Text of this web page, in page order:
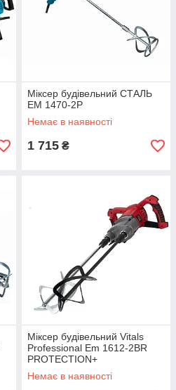
Міксер будівельний СТАЛЬ
ЕМ 1470-2Р
Немає в наявності
1 715 ₴
Міксер будівельний Vitals
Professional Em 1612-2BR
PROTECTION+
Немає в наявності